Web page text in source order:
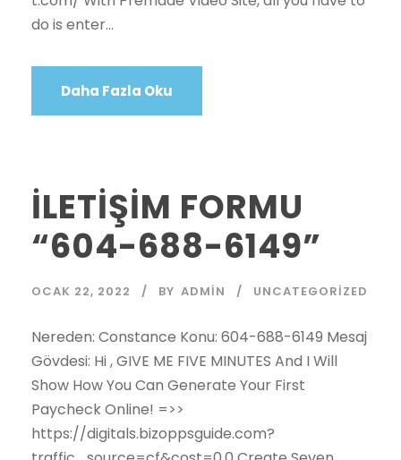
do is enter...
Daha Fazla Oku
İLETİŞİM FORMU
“604-688-6149”
OCAK 22, 2022 BY ADMIN UNCATEGORIZED
Nereden: Constance Konu: 604-688-6149 Mesaj
Gövdesi: Hi , GIVE ME FIVE MINUTES And I Will
Show How You Can Generate Your First
Paycheck Online! =>>
https://digitals.bizoppsguide.com?